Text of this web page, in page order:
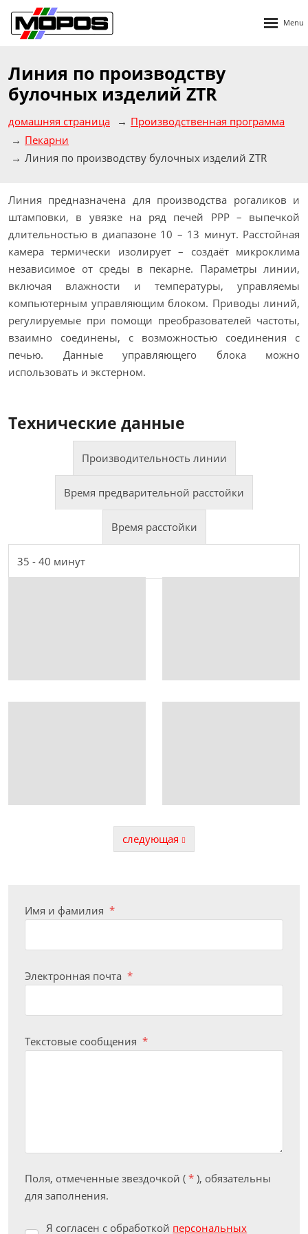
Линия по производству
булочных изделий ZTR
домашняя страница
Производственная программа
Пекарни
Линия по производству булочных изделий ZTR
Линия предназначена для производства рогаликов и
штамповки, в увязке на ряд печей PPP – выпечкой
длительностью в диапазоне 10 – 13 минут. Расстойная
камера термически изолирует – создаёт микроклима
независимое от среды в пекарне. Параметры линии,
включая влажности и температуры, управляемы
компьютерным управляющим блоком. Приводы линий,
регулируемые при помощи преобразователей частоты,
взаимно соединены, с возможностью соединения с
печью. Данные управляющего блока можно
использовать и экстерном.
Технические данные
Производительность линии
9000 - 30000 шт/час
Время предварительной расстойки
6 - 8 минут
Время расстойки
35 - 40 минут
Предыдущая
следующая
Имя и фамилия *
Электронная почта *
Текстовые сообщения *
Поля, отмеченные звездочкой ( * ), обязательны
для заполнения.
Я согласен с обработкой персональных